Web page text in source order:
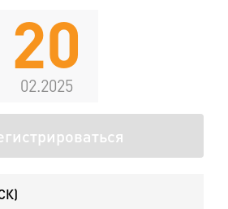
20
02.2025